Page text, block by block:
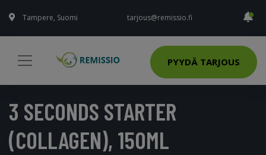
Tampere, Suomi tarjous@remissio.fi
PYYDÄ TARJOUS
3 SECONDS STARTER
(COLLAGEN), 150ML